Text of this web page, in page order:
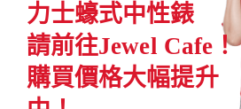
力士蠔式中性錶
請前往Jewel Cafe！
購買價格大幅提升